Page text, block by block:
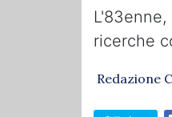
ricerche
Redazione